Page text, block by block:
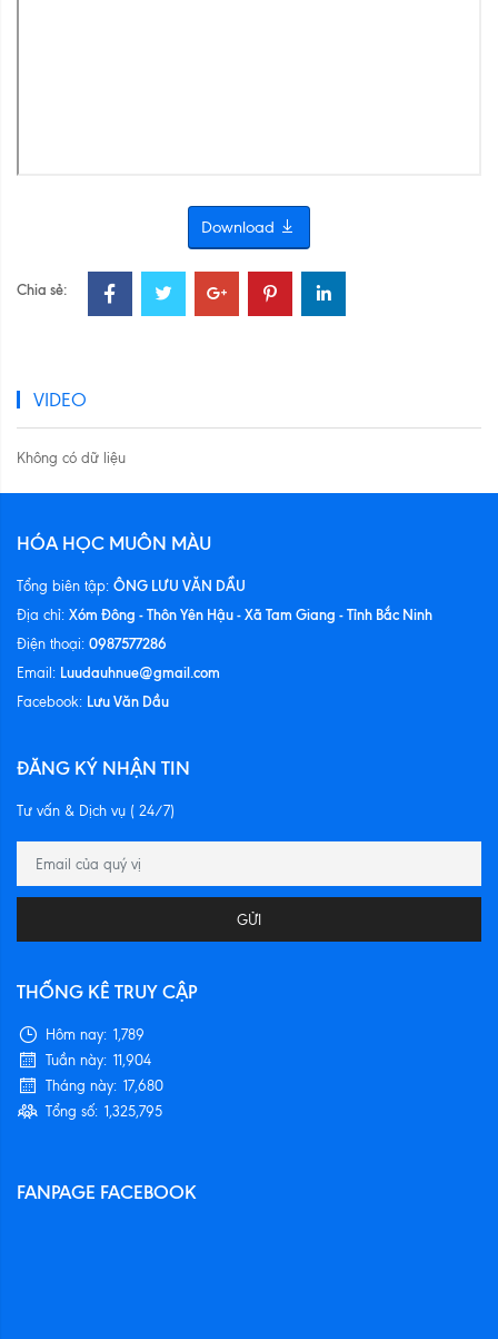
Download
Chia sẻ:
VIDEO
Không có dữ liệu
HÓA HỌC MUÔN MÀU
Tổng biên tập: ÔNG LƯU VĂN DẦU
Địa chỉ: Xóm Đông - Thôn Yên Hậu - Xã Tam Giang - Tỉnh Bắc Ninh
Điện thoại: 0987577286
Email: Luudauhnue@gmail.com
Facebook: Lưu Văn Dầu
ĐĂNG KÝ NHẬN TIN
Tư vấn & Dịch vụ ( 24/7)
GỬI
THỐNG KÊ TRUY CẬP
Hôm nay: 1,789
Tuần này: 11,904
Tháng này: 17,680
Tổng số: 1,325,795
FANPAGE FACEBOOK